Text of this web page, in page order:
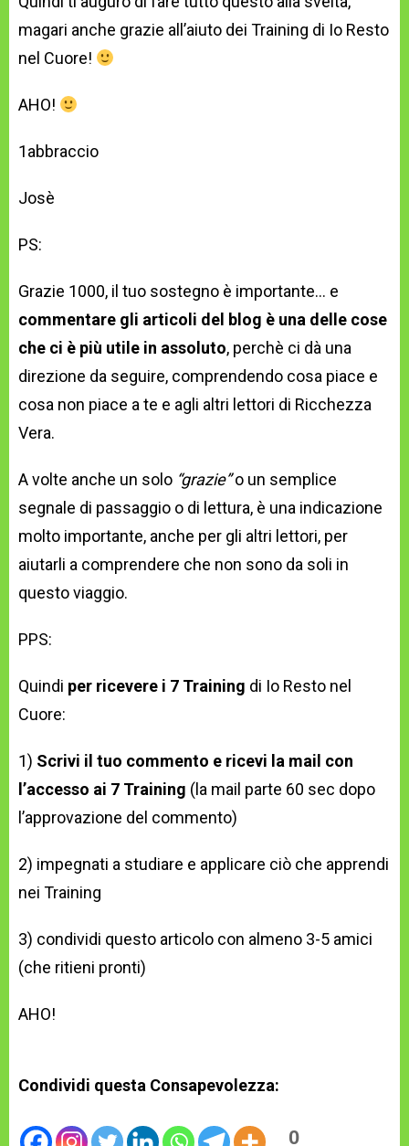
magari anche grazie all’aiuto dei Training di Io Resto
nel Cuore!
AHO!
1abbraccio
Josè
PS:
Grazie 1000, il tuo sostegno è importante… e
commentare gli articoli del blog è una delle cose
che ci è più utile in assoluto, perchè ci dà una
direzione da seguire, comprendendo cosa piace e
cosa non piace a te e agli altri lettori di Ricchezza
Vera.
A volte anche un solo “grazie”o un semplice
segnale di passaggio o di lettura, è una indicazione
molto importante, anche per gli altri lettori, per
aiutarli a comprendere che non sono da soli in
questo viaggio.
PPS:
Quindi per ricevere i 7 Training di Io Resto nel
Cuore:
1) Scrivi il tuo commento e ricevi la mail con
l’accesso ai 7 Training (la mail parte 60 sec dopo
l’approvazione del commento)
2) impegnati a studiare e applicare ciò che apprendi
nei Training
3) condividi questo articolo con almeno 3-5 amici
(che ritieni pronti)
AHO!
Condividi questa Consapevolezza:
0